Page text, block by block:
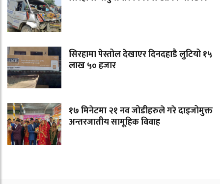
सिरहामा पेस्तोल देखाएर दिनदहाडै लुटियो १५
लाख ५० हजार
१७ मिनेटमा २१ नव जोडीहरुले गरे दाइजोमुक्त
अन्तरजातीय सामूहिक विवाह